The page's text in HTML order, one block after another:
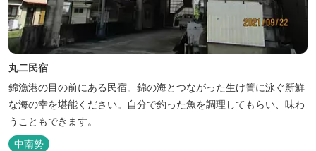
丸二民宿
錦漁港の目の前にある民宿。錦の海とつながった生け簀に泳ぐ新鮮
な海の幸を堪能ください。自分で釣った魚を調理してもらい、味わ
うこともできます。
中南勢